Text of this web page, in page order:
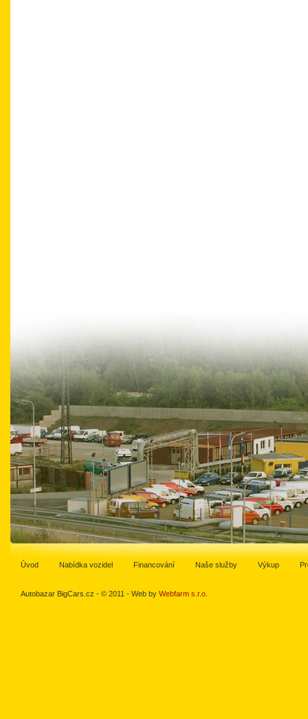
Úvod Nabídka vozidel Financování Naše služby Výkup
Autobazar BigCars.cz - © 2011 - Web by Webfarm s.r.o.